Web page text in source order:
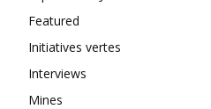
Featured
Initiatives vertes
Interviews
Mines